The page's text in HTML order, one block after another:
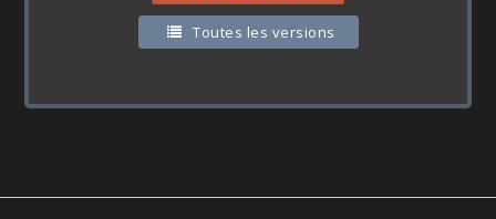
Toutes les versions